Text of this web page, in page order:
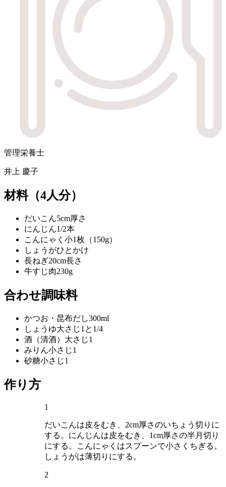
管理栄養士
井上 慶子
材料（4人分）
だいこん5cm厚さ
にんじん1/2本
こんにゃく 小1枚（150g）
しょうがひとかけ
長ねぎ20cm長さ
牛すじ肉230g
合わせ調味料
かつお・昆布だし300ml
しょうゆ大さじ1と1/4
酒（清酒） 大さじ1
みりん小さじ1
砂糖小さじ1
作り方
1
だいこんは皮をむき、2cm厚さのいちょう切りに
する。にんじんは皮をむき、1cm厚さの半月切り
にする。こんにゃくはスプーンで小さくちぎる。
しょうがは薄切りにする。
2